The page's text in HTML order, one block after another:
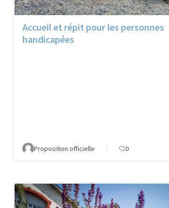
Accueil et répit pour les personnes
handicapées
Proposition officielle 0